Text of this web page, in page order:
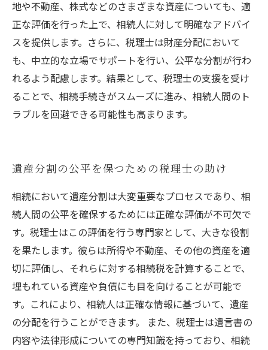
地や不動産、株式などのさまざまな資産についても、適
正な評価を行った上で、相続人に対して明確なアドバイ
スを提供します。さらに、税理士は財産分配において
も、中立的な立場でサポートを行い、公平な分割が行わ
れるよう配慮します。結果として、税理士の支援を受け
ることで、相続手続きがスムーズに進み、相続人間のト
ラブルを回避できる可能性も高まります。
遺産分割の公平を保つための税理士の助け
相続において遺産分割は大変重要なプロセスであり、相
続人間の公平を確保するためには正確な評価が不可欠で
す。税理士はこの評価を行う専門家として、大きな役割
を果たします。彼らは所得や不動産、その他の資産を適
切に評価し、それらに対する相続税を計算することで、
埋もれている資産や負債にも目を向けることが可能で
す。これにより、相続人は正確な情報に基づいて、遺産
の分配を行うことができます。 また、税理士は遺言書の
内容や法律形成についての専門知識を持っており、相続